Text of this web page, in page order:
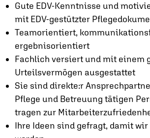
Gute EDV-Kenntnisse und
mit EDV-gestützter
Teamorientiert,
ergebnisorientiert
Fachlich versiert und mit einem
Urteilsvermögen ausgestattet
Sie sind direkte:r
Pflege und Betreuung tätigen
tragen zur
Ihre Ideen sind gefragt, damit